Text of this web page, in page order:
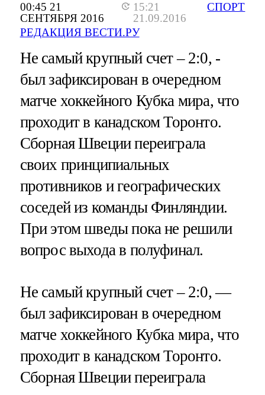
00:45 21
СЕНТЯБРЯ 2016
15:21
21.09.2016
РЕДАКЦИЯ ВЕСТИ.РУ
СПОРТ
Не самый крупный счет – 2:0, -
был зафиксирован в очередном
матче хоккейного Кубка мира, что
проходит в канадском Торонто.
Сборная Швеции переиграла
своих принципиальных
противников и географических
соседей из команды Финляндии.
При этом шведы пока не решили
вопрос выхода в полуфинал.
Не самый крупный счет – 2:0, —
был зафиксирован в очередном
матче хоккейного Кубка мира, что
проходит в канадском Торонто.
Сборная Швеции переиграла